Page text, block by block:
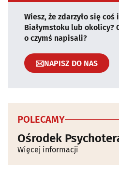
Wiesz, że zdarzyło się
Białymstoku lub okolicy?
o czymś napisali?
NAPISZ DO NAS
POLECAMY
Ośrodek
Więcej informacji